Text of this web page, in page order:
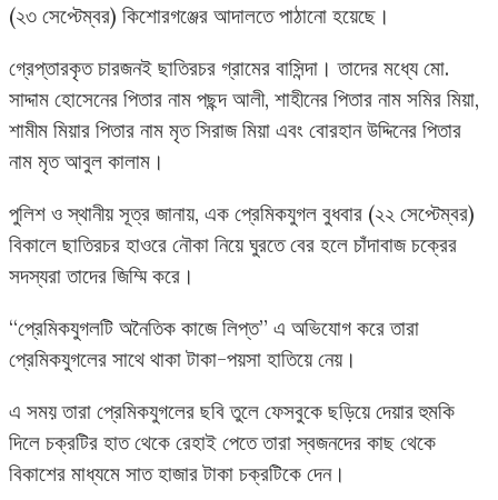
(২৩ সেপ্টেম্বর) কিশোরগঞ্জের আদালতে পাঠানো হয়েছে।
গ্রেপ্তারকৃত চারজনই ছাতিরচর গ্রামের বাসিন্দা। তাদের মধ্যে মো.
সাদ্দাম হোসেনের পিতার নাম পছন্দ আলী, শাহীনের পিতার নাম সমির মিয়া,
শামীম মিয়ার পিতার নাম মৃত সিরাজ মিয়া এবং বোরহান উদ্দিনের পিতার
নাম মৃত আবুল কালাম।
পুলিশ ও স্থানীয় সূত্র জানায়, এক প্রেমিকযুগল বুধবার (২২ সেপ্টেম্বর)
বিকালে ছাতিরচর হাওরে নৌকা নিয়ে ঘুরতে বের হলে চাঁদাবাজ চক্রের
সদস্যরা তাদের জিম্মি করে।
“প্রেমিকযুগলটি অনৈতিক কাজে লিপ্ত” এ অভিযোগ করে তারা
প্রেমিকযুগলের সাথে থাকা টাকা-পয়সা হাতিয়ে নেয়।
এ সময় তারা প্রেমিকযুগলের ছবি তুলে ফেসবুকে ছড়িয়ে দেয়ার হুমকি
দিলে চক্রটির হাত থেকে রেহাই পেতে তারা স্বজনদের কাছ থেকে
বিকাশের মাধ্যমে সাত হাজার টাকা চক্রটিকে দেন।